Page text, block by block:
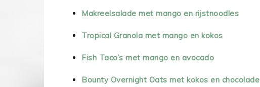
Makreelsalade met mango en rijstnoodles
Tropical Granola met mango en kokos
Fish Taco’s met mango en avocado
Bounty Overnight Oats met kokos en chocolade